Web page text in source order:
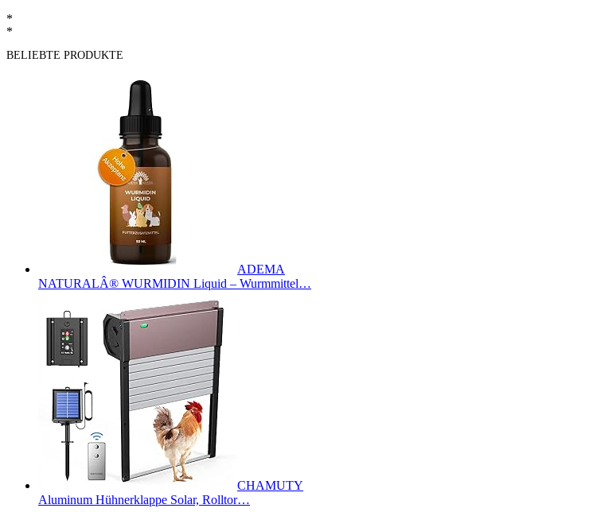
*
*
BELIEBTE PRODUKTE
ADEMA
NATURALÂ® WURMIDIN Liquid – Wurmmittel…
CHAMUTY
Aluminum Hühnerklappe Solar, Rolltor…